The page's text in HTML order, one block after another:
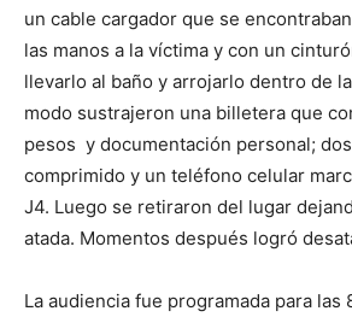
un cable cargador que se
las manos a la víctima y con un
llevarlo al baño y arrojarlo dentro de
modo sustrajeron una billetera que
pesos y documentación personal;
comprimido y un teléfono celular
J4. Luego se retiraron del lugar
atada. Momentos después logró
La audiencia fue programada para las